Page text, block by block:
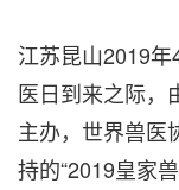
江苏昆山2019
医日到来之际，
主办，世界兽医
持的“2019皇家